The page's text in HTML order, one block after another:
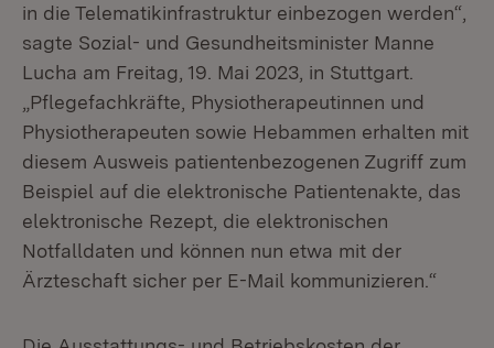
in die Telematikinfrastruktur einbezogen werden“,
sagte Sozial- und Gesundheitsminister Manne
Lucha am Freitag, 19. Mai 2023, in Stuttgart.
„Pflegefachkräfte, Physiotherapeutinnen und
Physiotherapeuten sowie Hebammen erhalten mit
diesem Ausweis patientenbezogenen Zugriff zum
Beispiel auf die elektronische Patientenakte, das
elektronische Rezept, die elektronischen
Notfalldaten und können nun etwa mit der
Ärzteschaft sicher per E-Mail kommunizieren.“